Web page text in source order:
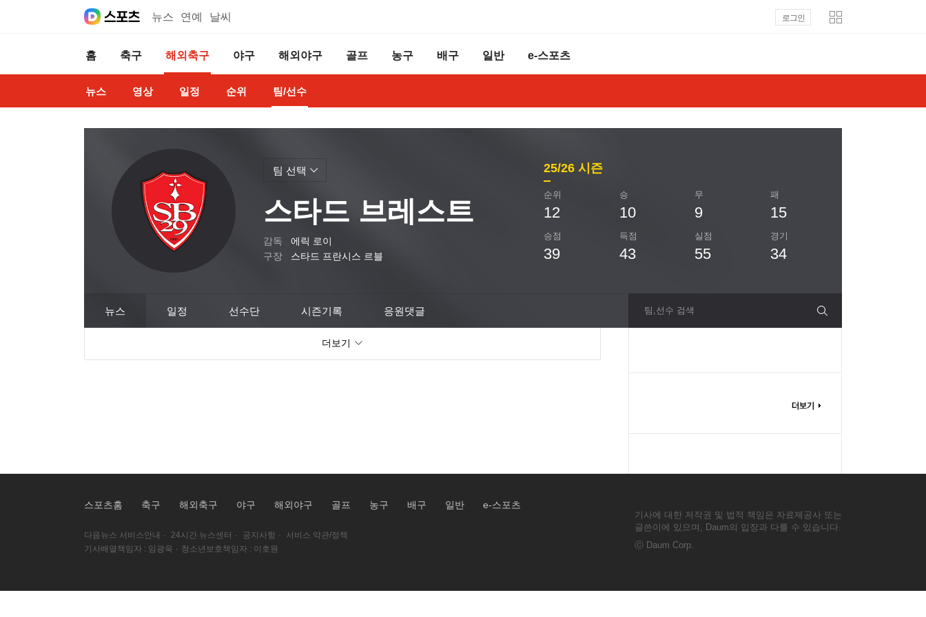
뉴스 연예 날씨 로그인
홈 축구 해외축구 야구 해외야구 골프 농구 배구 일반 e-스포츠
뉴스 영상 일정 순위 팀/선수
스타드 브레스트
감독
에릭 로이
구장
스타드 프란시스 르블
25/26 시즌
순위
12
승
10
무
9
패
15
승점
39
득점
43
실점
55
경기
34
팀 선택
팀,선수 검색
뉴스 일정 선수단 시즌기록 응원댓글
더보기
스포츠홈 축구 해외축구 야구 해외야구 골프 농구 배구 일반 e-스포츠
다음뉴스 서비스안내 · 24시간 뉴스센터 · 공지사항 ·
서비스 약관/정책
기사배열책임자 : 임광욱 · 청소년보호책임자 : 이호원
기사에 대한 저작권 및 법적 책임은 자료제공사 또는
글쓴이에 있으며, Daum의 입장과 다를 수 있습니다.
ⓒ Daum Corp.